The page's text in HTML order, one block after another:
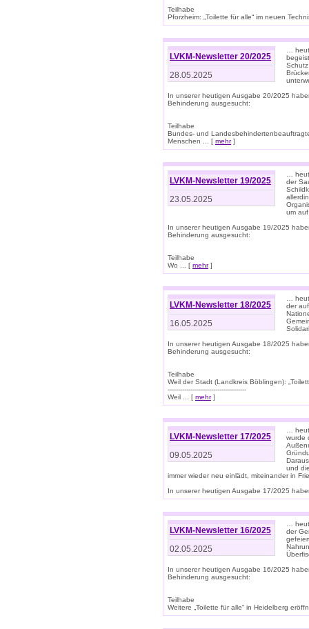
Teilhabe
Pforzheim: „Toilette für alle“ im neuen
LVKM-Newsletter 20/2025
28.05.2025
…
In unserer heutigen Ausgabe 20/2025
Behinderung ausgesucht:
Teilhabe
Bundes- und
Menschen ... [ mehr]
LVKM-Newsletter 19/2025
23.05.2025
…
der
um
In unserer heutigen Ausgabe 19/2025
Behinderung ausgesucht:
Teilhabe
Wo ... [ mehr]
LVKM-Newsletter 18/2025
16.05.2025
…
der
In unserer heutigen Ausgabe 18/2025
Behinderung ausgesucht:
Teilhabe
Weil der Stadt (Landkreis Böblingen):
--------------------------------------
Weil ... [ mehr]
LVKM-Newsletter 17/2025
09.05.2025
…
wurde
und
immer wieder neu einlädt, miteinander in
In unserer heutigen Ausgabe 17/2025
LVKM-Newsletter 16/2025
02.05.2025
…
der
In unserer heutigen Ausgabe 16/2025
Behinderung ausgesucht:
Teilhabe
Weitere „Toilette für alle“ in Heidelberg